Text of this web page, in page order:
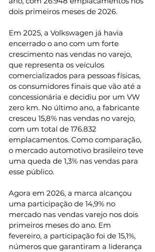
dois primeiros meses de 2026.
Em 2025, a Volkswagen já havia
encerrado o ano com um forte
crescimento nas vendas no varejo,
que representa os veículos
comercializados para pessoas físicas,
os consumidores finais que vão até a
concessionária e decidiu por um VW
zero km. No último ano, a fabricante
cresceu 15,8% nas vendas no varejo,
com um total de 176.832
emplacamentos. Como comparação,
o mercado automotivo brasileiro teve
uma queda de 1,3% nas vendas para
esse público.
Agora em 2026, a marca alcançou
uma participação de 14,9% no
mercado nas vendas varejo nos dois
primeiros meses do ano. Em
fevereiro, a participação foi de 15,1%,
números que garantiram a liderança